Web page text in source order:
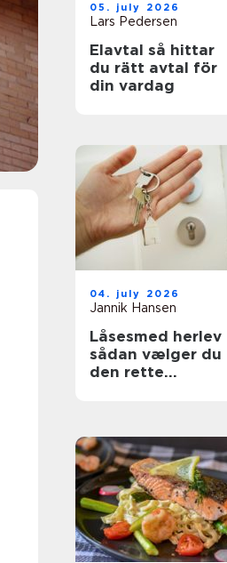
05. july 2026
Lars Pedersen
Elavtal så hittar
du rätt avtal för
din vardag
04. july 2026
Jannik Hansen
Låsesmed herlev
sådan vælger du
den rette